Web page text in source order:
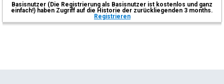
Basisnutzer (Die Registrierung als Basisnutzer ist kostenlos und ganz
einfach!) haben Zugriff auf die Historie der zurückliegenden 3 months.
Registrieren